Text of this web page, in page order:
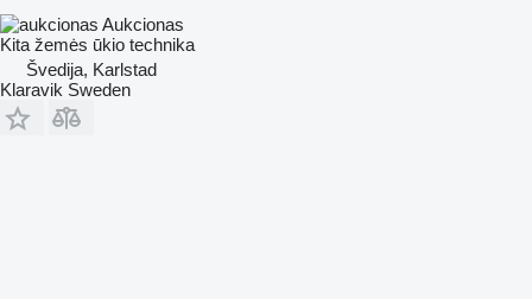
Aukcionas
Kita žemės ūkio technika
Švedija, Karlstad
Klaravik Sweden